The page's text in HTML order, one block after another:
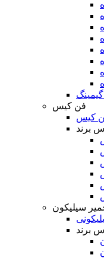
فن کیس
کیس
برند
سیلیکون
برند